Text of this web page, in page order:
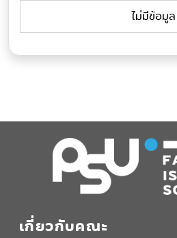
ไม่มีข้อมูล
เกี่ยวกับคณะ